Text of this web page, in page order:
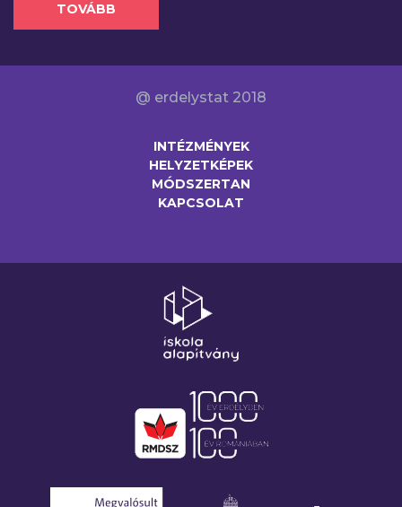
TOVÁBB
@ erdelystat 2018
INTÉZMÉNYEK
HELYZETKÉPEK
MÓDSZERTAN
KAPCSOLAT